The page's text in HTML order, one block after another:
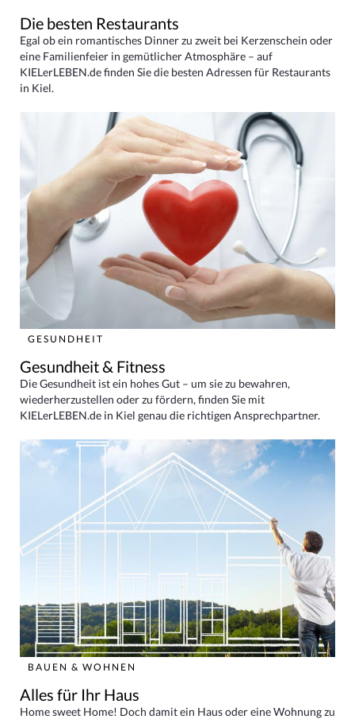
Die besten Restaurants
Egal ob ein romantisches Dinner zu zweit bei Kerzenschein oder
eine Familienfeier in gemütlicher Atmosphäre – auf
KIELerLEBEN.de finden Sie die besten Adressen für Restaurants
in Kiel.
GESUNDHEIT
Gesundheit & Fitness
Die Gesundheit ist ein hohes Gut – um sie zu bewahren,
wiederherzustellen oder zu fördern, finden Sie mit
KIELerLEBEN.de in Kiel genau die richtigen Ansprechpartner.
BAUEN & WOHNEN
Alles für Ihr Haus
Home sweet Home! Doch damit ein Haus oder eine Wohnung zu